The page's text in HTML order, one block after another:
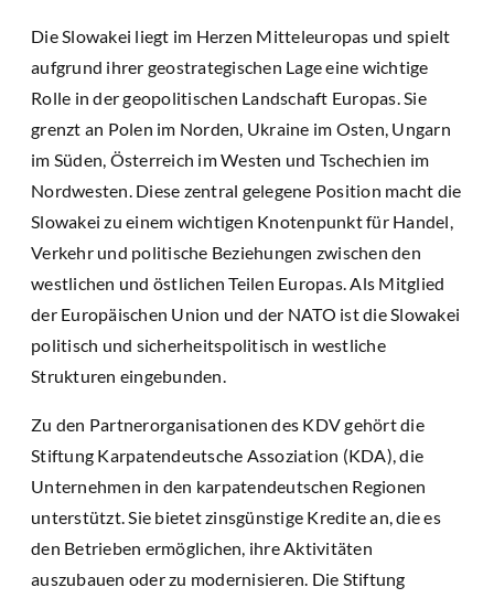
Die Slowakei liegt im Herzen Mitteleuropas und spielt
aufgrund ihrer geostrategischen Lage eine wichtige
Rolle in der geopolitischen Landschaft Europas. Sie
grenzt an Polen im Norden, Ukraine im Osten, Ungarn
im Süden, Österreich im Westen und Tschechien im
Nordwesten. Diese zentral gelegene Position macht die
Slowakei zu einem wichtigen Knotenpunkt für Handel,
Verkehr und politische Beziehungen zwischen den
westlichen und östlichen Teilen Europas. Als Mitglied
der Europäischen Union und der NATO ist die Slowakei
politisch und sicherheitspolitisch in westliche
Strukturen eingebunden.
Zu den Partnerorganisationen des KDV gehört die
Stiftung Karpatendeutsche Assoziation (KDA), die
Unternehmen in den karpatendeutschen Regionen
unterstützt. Sie bietet zinsgünstige Kredite an, die es
den Betrieben ermöglichen, ihre Aktivitäten
auszubauen oder zu modernisieren. Die Stiftung